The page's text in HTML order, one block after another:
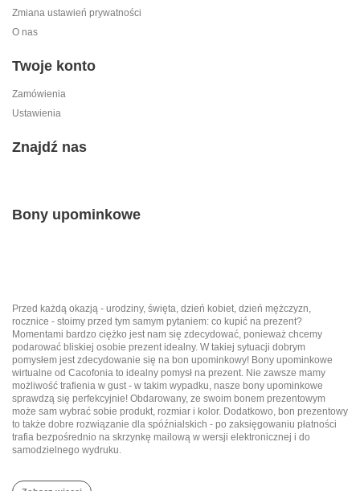
Zmiana ustawień prywatności
O nas
Twoje konto
Zamówienia
Ustawienia
Znajdź nas
Bony upominkowe
Przed każdą okazją - urodziny, święta, dzień kobiet, dzień mężczyzn,
rocznice - stoimy przed tym samym pytaniem: co kupić na prezent?
Momentami bardzo ciężko jest nam się zdecydować, ponieważ chcemy
podarować bliskiej osobie prezent idealny. W takiej sytuacji dobrym
pomysłem jest zdecydowanie się na bon upominkowy! Bony upominkowe
wirtualne od Cacofonia to idealny pomysł na prezent. Nie zawsze mamy
możliwość trafienia w gust - w takim wypadku, nasze bony upominkowe
sprawdzą się perfekcyjnie! Obdarowany, ze swoim bonem prezentowym
może sam wybrać sobie produkt, rozmiar i kolor. Dodatkowo, bon prezentowy
to także dobre rozwiązanie dla spóźnialskich - po zaksięgowaniu płatności
trafia bezpośrednio na skrzynkę mailową w wersji elektronicznej i do
samodzielnego wydruku.